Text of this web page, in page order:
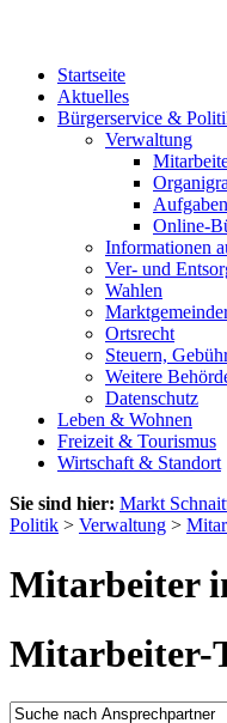
Startseite
Aktuelles
Bürgerservice &
Verwaltung
Aufgaben
Online-
Informationen
Ver- und
Wahlen
Ortsrecht
Steuern,
Weitere
Datenschutz
Leben & Wohnen
Freizeit & Tourismus
Wirtschaft & Standort
Sie sind hier: Markt
Politik > Verwaltung >
Mitarbeiter
Mitarbeiter-